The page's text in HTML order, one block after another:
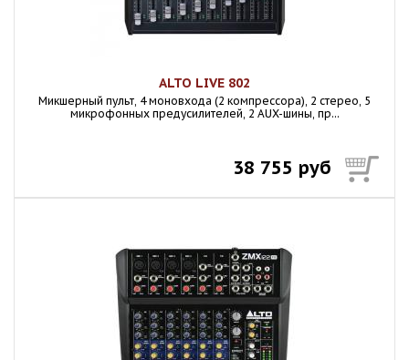
ALTO LIVE 802
Микшерный пульт, 4 моновхода (2 компрессора), 2 стерео, 5
микрофонных предусилителей, 2 AUX-шины, пр...
38 755 руб